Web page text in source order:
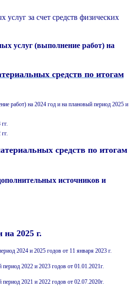
услуг за счет средств физических
услуг (выполнение работ) на
средств по итогам
работ) на 2024 год и на плановый период 2025 и
средств по итогам
источников и
на 2025 г.
2024 и 2025 годов от 11 января 2023 г.
2022 и 2023 годов от 01.01.2021г.
2021 и 2022 годов от 02.07.2020г.